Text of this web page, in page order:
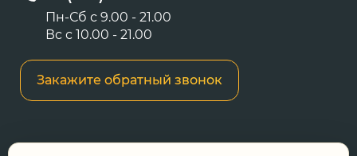
Пн-Сб с 9.00 - 21.00
Вс с 10.00 - 21.00
Закажите обратный звонок